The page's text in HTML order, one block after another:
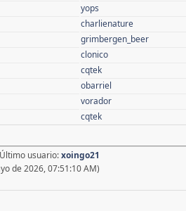
yops
charlienature
grimbergen_beer
clonico
cqtek
obarriel
vorador
cqtek
usuario:xoingo21
de 2026, 07:51:10 AM)